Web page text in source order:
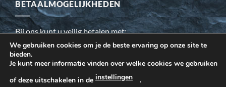
BETAALMOGELIJKHEDEN
Bij ons kunt u veilig betalen met:
We gebruiken cookies om je de beste ervaring op onze site te
bieden.
Je kunt meer informatie vinden over welke cookies we gebruiken
of deze uitschakelen in de instellingen .
Wij gebruiken cookies om ervoor te zorgen dat onze website
voor de bezoeker beter werkt. Daarnaast gebruiken wij o.a.
cookies voor onze webstatistieken.